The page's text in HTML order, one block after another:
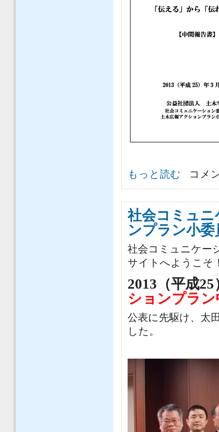
土木広報アクションプラン中間報
もっと読む コメ
社会コミュニ
ンプラン小委
社会コミュニケー
サイトへようこそ
2013（平成
ションプラ
公表に先駆け、太
した。